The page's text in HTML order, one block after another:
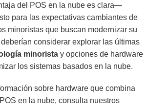
del POS en la nube es clara—
para las expectativas cambiantes de
minoristas que buscan modernizar su
considerar explorar las últimas
minorista y opciones de hardware
los sistemas basados en la nube.
sobre hardware que combina
en la nube, consulta nuestros